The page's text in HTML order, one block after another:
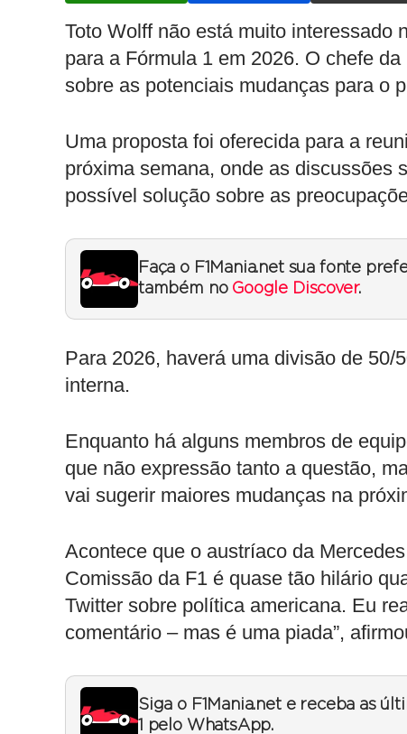
Toto Wolff não está muito interessado
para a Fórmula 1 em 2026. O chefe da
sobre as potenciais mudanças para o
Uma proposta foi oferecida para a
próxima semana, onde as discussões
possível solução sobre as
Faça o F1Mania.net sua fonte
também no Google Discover.
Para 2026, haverá uma divisão de
interna.
Enquanto há alguns membros de
que não expressão tanto a questão,
vai sugerir maiores mudanças na
Acontece que o austríaco da
Comissão da F1 é quase tão hilário
Twitter sobre política americana. Eu
comentário – mas é uma piada”,
Siga o F1Mania.net e receba as
1 pelo WhatsApp.